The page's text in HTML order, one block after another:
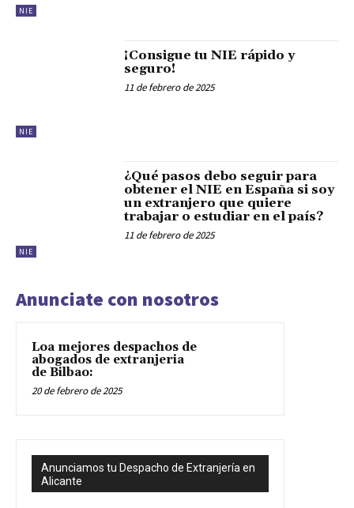
NIE
NIE
¡Consigue tu NIE rápido y
seguro!
11 de febrero de 2025
NIE
¿Qué pasos debo seguir para
obtener el NIE en España si soy
un extranjero que quiere
trabajar o estudiar en el país?
11 de febrero de 2025
Anunciate con nosotros
Loa mejores despachos de
abogados de extranjeria
de Bilbao:
20 de febrero de 2025
Anunciamos tu Despacho de Extranjería en
Alicante